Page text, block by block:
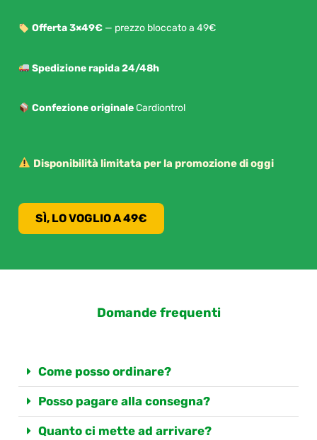
Offerta 3×49€— prezzo bloccato a 49€
Spedizione rapida 24/48h
Confezione originaleCardiontrol
Disponibilità limitata per la promozione di oggi
SÌ, LO VOGLIO A 49€
Domande frequenti
Come posso ordinare?
Posso pagare alla consegna?
Quanto ci mette ad arrivare?